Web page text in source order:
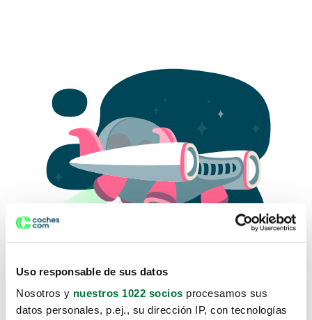
Uso responsable de sus datos
Nosotros y nuestros 1022 socios procesamos sus
datos personales, p.ej., su dirección IP, con tecnologías